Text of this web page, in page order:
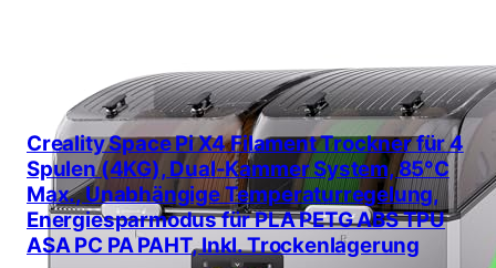
Creality Space Pi X4 Filament Trockner für 4
Spulen (4KG), Dual-Kammer System, 85°C
Max., Unabhängige Temperaturregelung,
Energiesparmodus für PLA PETG ABS TPU
ASA PC PA PAHT, Inkl. Trockenlagerung